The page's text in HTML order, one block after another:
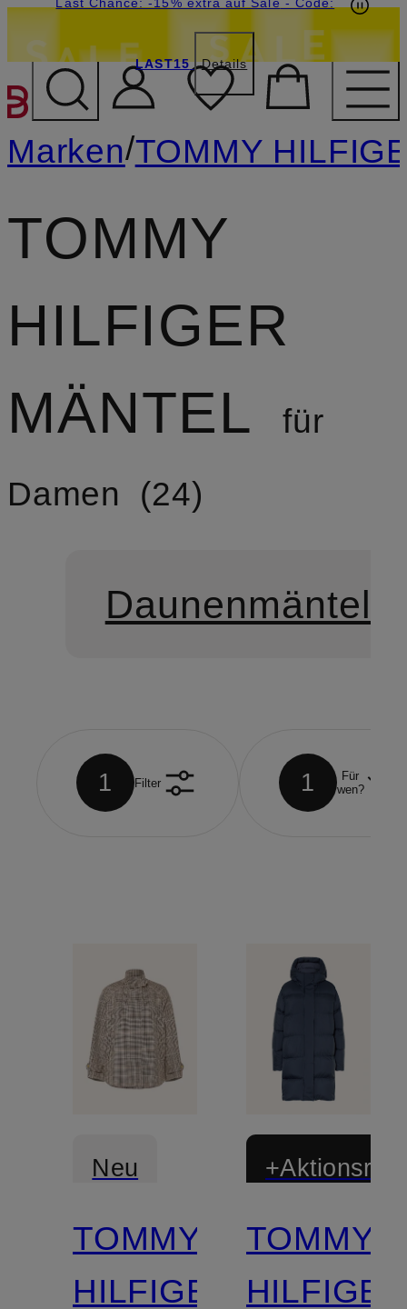
ZUM HAUPTINHALT
LAST15 Details
Marken/TOMMY
TOMMY
HILFIGER
MÄNTEL
für
Damen
24
Daunenmäntel
1 Filter 1
Für
wen?
Neu
TOMMY
HILFIGER
TOMMY